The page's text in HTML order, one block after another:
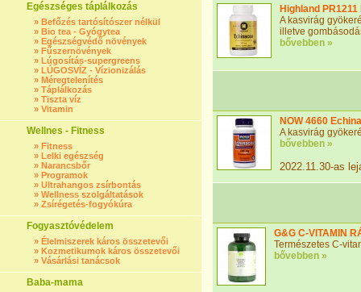
Egészséges táplálkozás
» Befőzés tartósítószer nélkül
» Bio tea - Gyógytea
» Egészségvédő növények
» Fűszernövények
» Lúgosítás-supergreens
» LÚGOSVÍZ - Vízionizálás
» Méregtelenítés
» Táplálkozás
» Tiszta víz
» Vitamin
Wellnes - Fitness
» Fitness
» Lelki egészség
» Narancsbőr
» Programok
» Ultrahangos zsírbontás
» Wellness szolgáltatások
» Zsírégetés-fogyókúra
Fogyasztóvédelem
» Élelmiszerek káros összetevői
» Kozmetikumok káros összetevői
» Vásárlási tanácsok
Baba-mama
Highland
A kasvirág
illetve
bővebben »
NOW 4660
A kasvirág
bővebben »
2022.11.30-as
G&G C-VITAMIN
Természetes C-
bővebben »